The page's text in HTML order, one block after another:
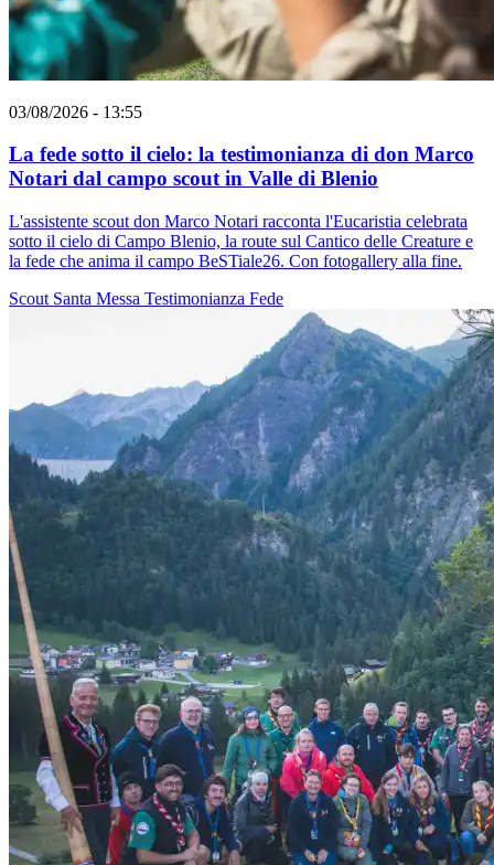
03/08/2026 - 13:55
La fede sotto il cielo: la testimonianza di don Marco
Notari dal campo scout in Valle di Blenio
L'assistente scout don Marco Notari racconta l'Eucaristia celebrata
sotto il cielo di Campo Blenio, la route sul Cantico delle Creature e
la fede che anima il campo BeSTiale26. Con fotogallery alla fine.
Scout Santa Messa Testimonianza Fede